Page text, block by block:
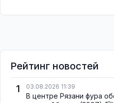
Рейтинг новостей
1
03.08.2026 11:39
В центре Рязани фура